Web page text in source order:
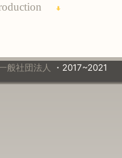
般社団法人 ・2017~2021